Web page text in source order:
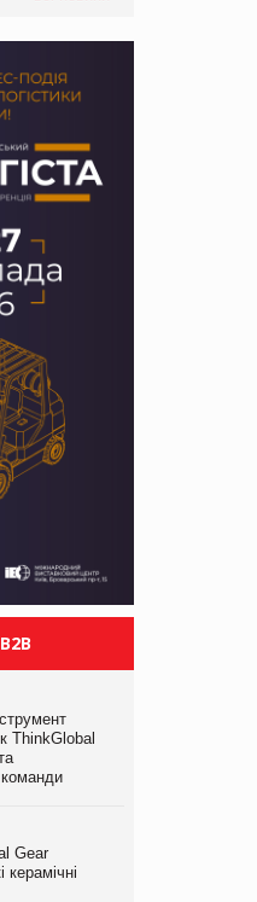
ThinkGlobal
команди
Gear
керамічні